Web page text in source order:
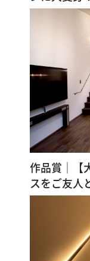
作品賞｜【
スをご友人